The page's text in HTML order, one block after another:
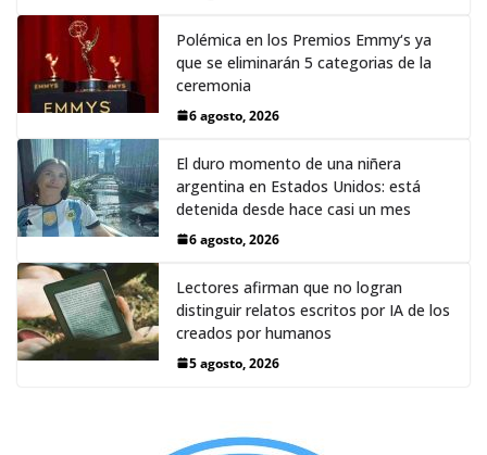
Polémica en los Premios Emmy‘s ya
que se eliminarán 5 categorias de la
ceremonia
6 agosto, 2026
El duro momento de una niñera
argentina en Estados Unidos: está
detenida desde hace casi un mes
6 agosto, 2026
Lectores afirman que no logran
distinguir relatos escritos por IA de los
creados por humanos
5 agosto, 2026